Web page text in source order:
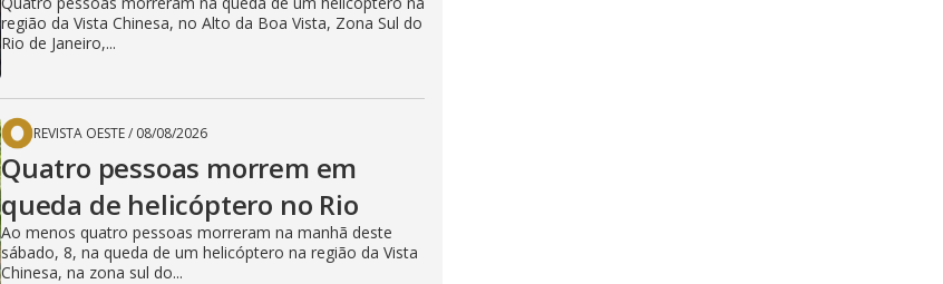
região da Vista Chinesa, no Alto da Boa Vista, Zona Sul do
Rio de Janeiro,...
REVISTA OESTE/ 08/08/2026
Quatro pessoas morrem em
queda de helicóptero no Rio
Ao menos quatro pessoas morreram na manhã deste
sábado, 8, na queda de um helicóptero na região da Vista
Chinesa, na zona sul do...